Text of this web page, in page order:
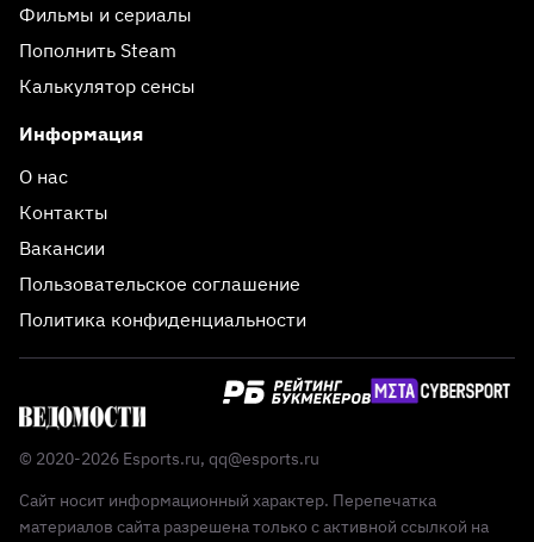
Фильмы и сериалы
Пополнить Steam
Калькулятор сенсы
Информация
О нас
Контакты
Вакансии
Пользовательское соглашение
Политика конфиденциальности
© 2020-2026 Esports.ru, qq@esports.ru
Сайт носит информационный характер. Перепечатка
материалов сайта разрешена только с активной ссылкой на